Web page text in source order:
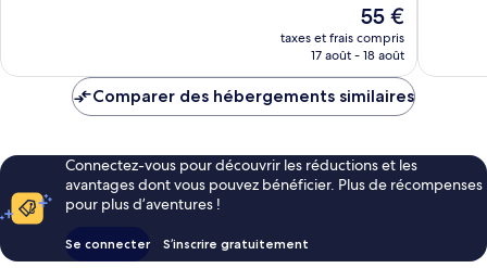
Le
nouveau
prix
de
55 €
taxes et frais compris
17 août - 18 août
Comparer des hébergements similaires
Connectez-vous pour découvrir les réductions et les
avantages dont vous pouvez bénéficier. Plus de récompenses
pour plus d’aventures !
Se connecter S’inscrire gratuitement